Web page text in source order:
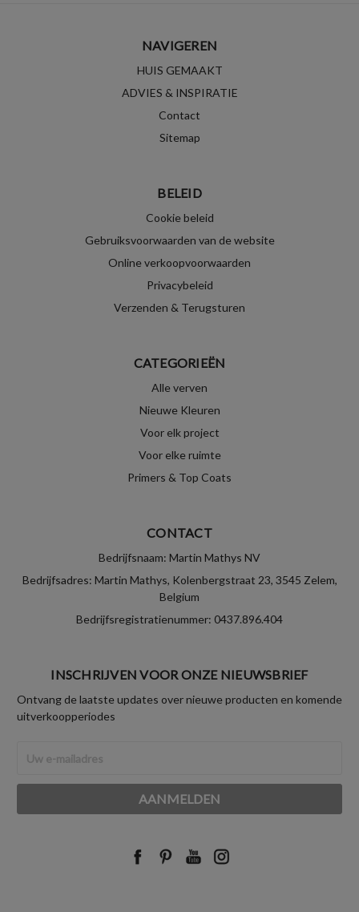
NAVIGEREN
HUIS GEMAAKT
ADVIES & INSPIRATIE
Contact
Sitemap
BELEID
Cookie beleid
Gebruiksvoorwaarden van de website
Online verkoopvoorwaarden
Privacybeleid
Verzenden & Terugsturen
CATEGORIEËN
Alle verven
Nieuwe Kleuren
Voor elk project
Voor elke ruimte
Primers & Top Coats
CONTACT
Bedrijfsnaam: Martin Mathys NV
Bedrijfsadres: Martin Mathys, Kolenbergstraat 23, 3545 Zelem,
Belgium
Bedrijfsregistratienummer: 0437.896.404
INSCHRIJVEN VOOR ONZE NIEUWSBRIEF
Ontvang de laatste updates over nieuwe producten en komende
uitverkoopperiodes
mailadres